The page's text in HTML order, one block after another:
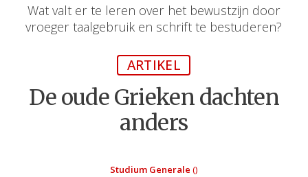
Wat valt er te leren over het bewustzijn door
vroeger taalgebruik en schrift te bestuderen?
ARTIKEL
De oude Grieken dachten
anders
Studium Generale ()